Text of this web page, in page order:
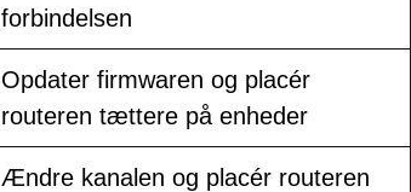
forbindelsen
Opdater firmwaren og placér
routeren tættere på enheder
Ændre kanalen og placér routeren